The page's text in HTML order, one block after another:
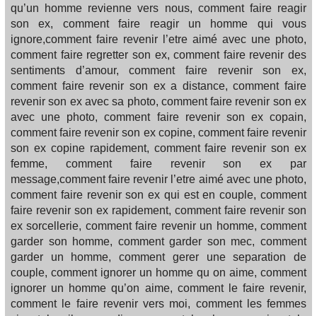
qu’un homme revienne vers nous, comment faire reagir
son ex, comment faire reagir un homme qui vous
ignore,comment faire revenir l’etre aimé avec une photo,
comment faire regretter son ex, comment faire revenir des
sentiments d’amour, comment faire revenir son ex,
comment faire revenir son ex a distance, comment faire
revenir son ex avec sa photo, comment faire revenir son ex
avec une photo, comment faire revenir son ex copain,
comment faire revenir son ex copine, comment faire revenir
son ex copine rapidement, comment faire revenir son ex
femme, comment faire revenir son ex par
message,comment faire revenir l’etre aimé avec une photo,
comment faire revenir son ex qui est en couple, comment
faire revenir son ex rapidement, comment faire revenir son
ex sorcellerie, comment faire revenir un homme, comment
garder son homme, comment garder son mec, comment
garder un homme, comment gerer une separation de
couple, comment ignorer un homme qu on aime, comment
ignorer un homme qu’on aime, comment le faire revenir,
comment le faire revenir vers moi, comment les femmes